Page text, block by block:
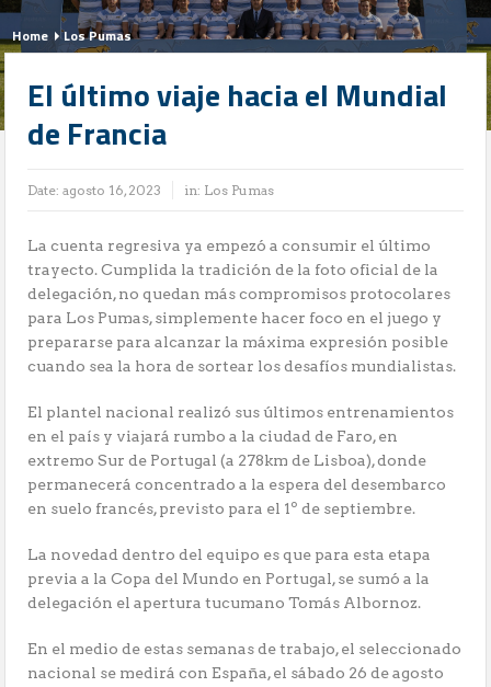
Home Los Pumas
El último viaje hacia el Mundial
de Francia
Date:agosto 16, 2023 in: Los Pumas
La cuenta regresiva ya empezó a consumir el último
trayecto. Cumplida la tradición de la foto oficial de la
delegación, no quedan más compromisos protocolares
para Los Pumas, simplemente hacer foco en el juego y
prepararse para alcanzar la máxima expresión posible
cuando sea la hora de sortear los desafíos mundialistas.
El plantel nacional realizó sus últimos entrenamientos
en el país y viajará rumbo a la ciudad de Faro, en
extremo Sur de Portugal (a 278km de Lisboa), donde
permanecerá concentrado a la espera del desembarco
en suelo francés, previsto para el 1º de septiembre.
La novedad dentro del equipo es que para esta etapa
previa a la Copa del Mundo en Portugal, se sumó a la
delegación el apertura tucumano Tomás Albornoz.
En el medio de estas semanas de trabajo, el seleccionado
nacional se medirá con España, el sábado 26 de agosto